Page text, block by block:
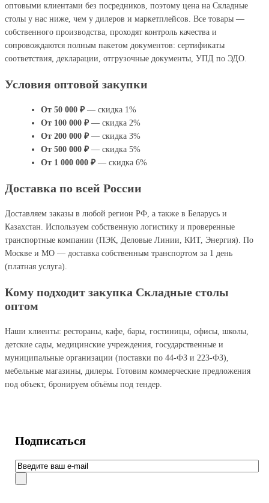
оптовыми клиентами без посредников, поэтому цена на Складные
столы у нас ниже, чем у дилеров и маркетплейсов. Все товары —
собственного производства, проходят контроль качества и
сопровождаются полным пакетом документов: сертификаты
соответствия, декларации, отгрузочные документы, УПД по ЭДО.
Условия оптовой закупки
От 50 000 ₽ — скидка 1%
От 100 000 ₽ — скидка 2%
От 200 000 ₽ — скидка 3%
От 500 000 ₽ — скидка 5%
От 1 000 000 ₽ — скидка 6%
Доставка по всей России
Доставляем заказы в любой регион РФ, а также в Беларусь и
Казахстан. Используем собственную логистику и проверенные
транспортные компании (ПЭК, Деловые Линии, КИТ, Энергия). По
Москве и МО — доставка собственным транспортом за 1 день
(платная услуга).
Кому подходит закупка Складные столы
оптом
Наши клиенты: рестораны, кафе, бары, гостиницы, офисы, школы,
детские сады, медицинские учреждения, государственные и
муниципальные организации (поставки по 44-ФЗ и 223-ФЗ),
мебельные магазины, дилеры. Готовим коммерческие предложения
под объект, бронируем объёмы под тендер.
Подписаться